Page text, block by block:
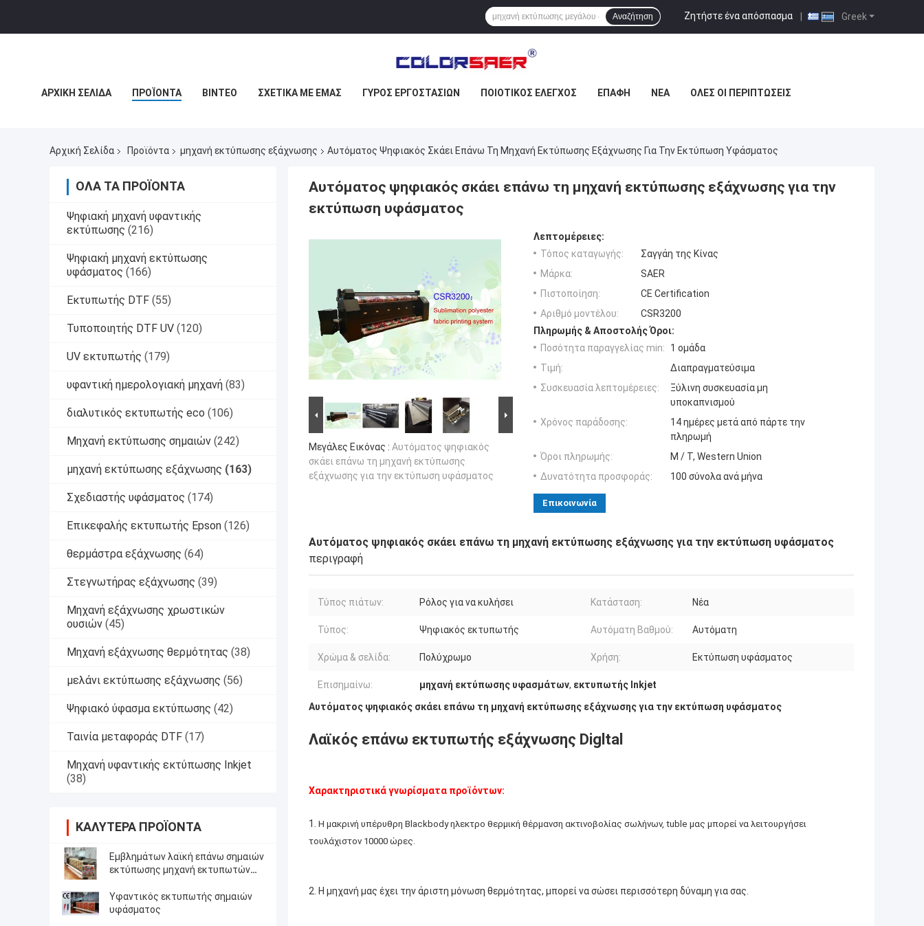
Greek
Ζητήστε ένα απόσπασμα |
Αναζήτηση
ΑΡΧΙΚΉ ΣΕΛΊΔΑ ΠΡΟΪΌΝΤΑ ΒΊΝΤΕΟ ΣΧΕΤΙΚΆ ΜΕ ΕΜΆΣ ΓΎΡΟΣ ΕΡΓΟΣΤΑΣΊΩΝ ΠΟΙΟΤΙΚΌΣ ΈΛΕΓΧΟΣ ΕΠΑΦΉ ΝΈΑ ΌΛΕΣ ΟΙ ΠΕΡΙΠΤΏΣΕΙΣ
Αρχική Σελίδα Προϊόντα μηχανή εκτύπωσης εξάχνωσης Αυτόματος Ψηφιακός Σκάει Επάνω Τη Μηχανή Εκτύπωσης Εξάχνωσης Για Την Εκτύπωση Υφάσματος
ΌΛΑ ΤΑ ΠΡΟΪΌΝΤΑ
Ψηφιακή μηχανή υφαντικής
εκτύπωσης (216)
Ψηφιακή μηχανή εκτύπωσης
υφάσματος (166)
Εκτυπωτής DTF (55)
Τυποποιητής DTF UV (120)
UV εκτυπωτής (179)
υφαντική ημερολογιακή μηχανή (83)
διαλυτικός εκτυπωτής eco (106)
Μηχανή εκτύπωσης σημαιών (242)
μηχανή εκτύπωσης εξάχνωσης (163)
Σχεδιαστής υφάσματος (174)
Επικεφαλής εκτυπωτής Epson (126)
θερμάστρα εξάχνωσης (64)
Στεγνωτήρας εξάχνωσης (39)
Μηχανή εξάχνωσης χρωστικών
ουσιών (45)
Μηχανή εξάχνωσης θερμότητας (38)
μελάνι εκτύπωσης εξάχνωσης (56)
Ψηφιακό ύφασμα εκτύπωσης (42)
Ταινία μεταφοράς DTF (17)
Μηχανή υφαντικής εκτύπωσης Inkjet
(38)
ΚΑΛΎΤΕΡΑ ΠΡΟΪΌΝΤΑ
Εμβλημάτων λαϊκή επάνω σημαιών
εκτύπωσης μηχανή εκτυπωτών
την επίδειξη
Υφαντικός εκτυπωτής σημαιών
υφάσματος
Αυτόματος ψηφιακός σκάει επάνω τη μηχανή εκτύπωσης εξάχνωσης για την
εκτύπωση υφάσματος
Μεγάλες Εικόνας : Αυτόματος ψηφιακός
σκάει επάνω τη μηχανή εκτύπωσης
εξάχνωσης για την εκτύπωση υφάσματος
Λεπτομέρειες:
Τόπος καταγωγής:
Σαγγάη της Κίνας
Μάρκα:
SAER
Πιστοποίηση:
CE Certification
Αριθμό μοντέλου:
CSR3200
Πληρωμής & Αποστολής Όροι:
Ποσότητα παραγγελίας min:
1 ομάδα
Τιμή:
Διαπραγματεύσιμα
Συσκευασία λεπτομέρειες:
Ξύλινη συσκευασία μη
υποκαπνισμού
Χρόνος παράδοσης:
14 ημέρες μετά από πάρτε την
πληρωμή
Όροι πληρωμής:
Μ / Τ, Western Union
Δυνατότητα προσφοράς:
100 σύνολα ανά μήνα
Επικοινωνία
Αυτόματος ψηφιακός σκάει επάνω τη μηχανή εκτύπωσης εξάχνωσης για την εκτύπωση υφάσματος
περιγραφή
Τύπος πιάτων: Ρόλος για να κυλήσει Κατάσταση: Νέα
Τύπος: Ψηφιακός εκτυπωτής Αυτόματη Βαθμού: Αυτόματη
Χρώμα & σελίδα: Πολύχρωμο Χρήση: Εκτύπωση υφάσματος
Επισημαίνω: μηχανή εκτύπωσης υφασμάτων, εκτυπωτής Inkjet
Αυτόματος ψηφιακός σκάει επάνω τη μηχανή εκτύπωσης εξάχνωσης για την εκτύπωση υφάσματος
Λαϊκός επάνω εκτυπωτής εξάχνωσης Digltal
Χαρακτηριστικά γνωρίσματα προϊόντων:
1. Η μακρινή υπέρυθρη Blackbody ηλεκτρο θερμική θέρμανση ακτινοβολίας σωλήνων, tuble μας μπορεί να λειτουργήσει
τουλάχιστον 10000 ώρες.
2. Η μηχανή μας έχει την άριστη μόνωση θερμότητας, μπορεί να σώσει περισσότερη δύναμη για σας.